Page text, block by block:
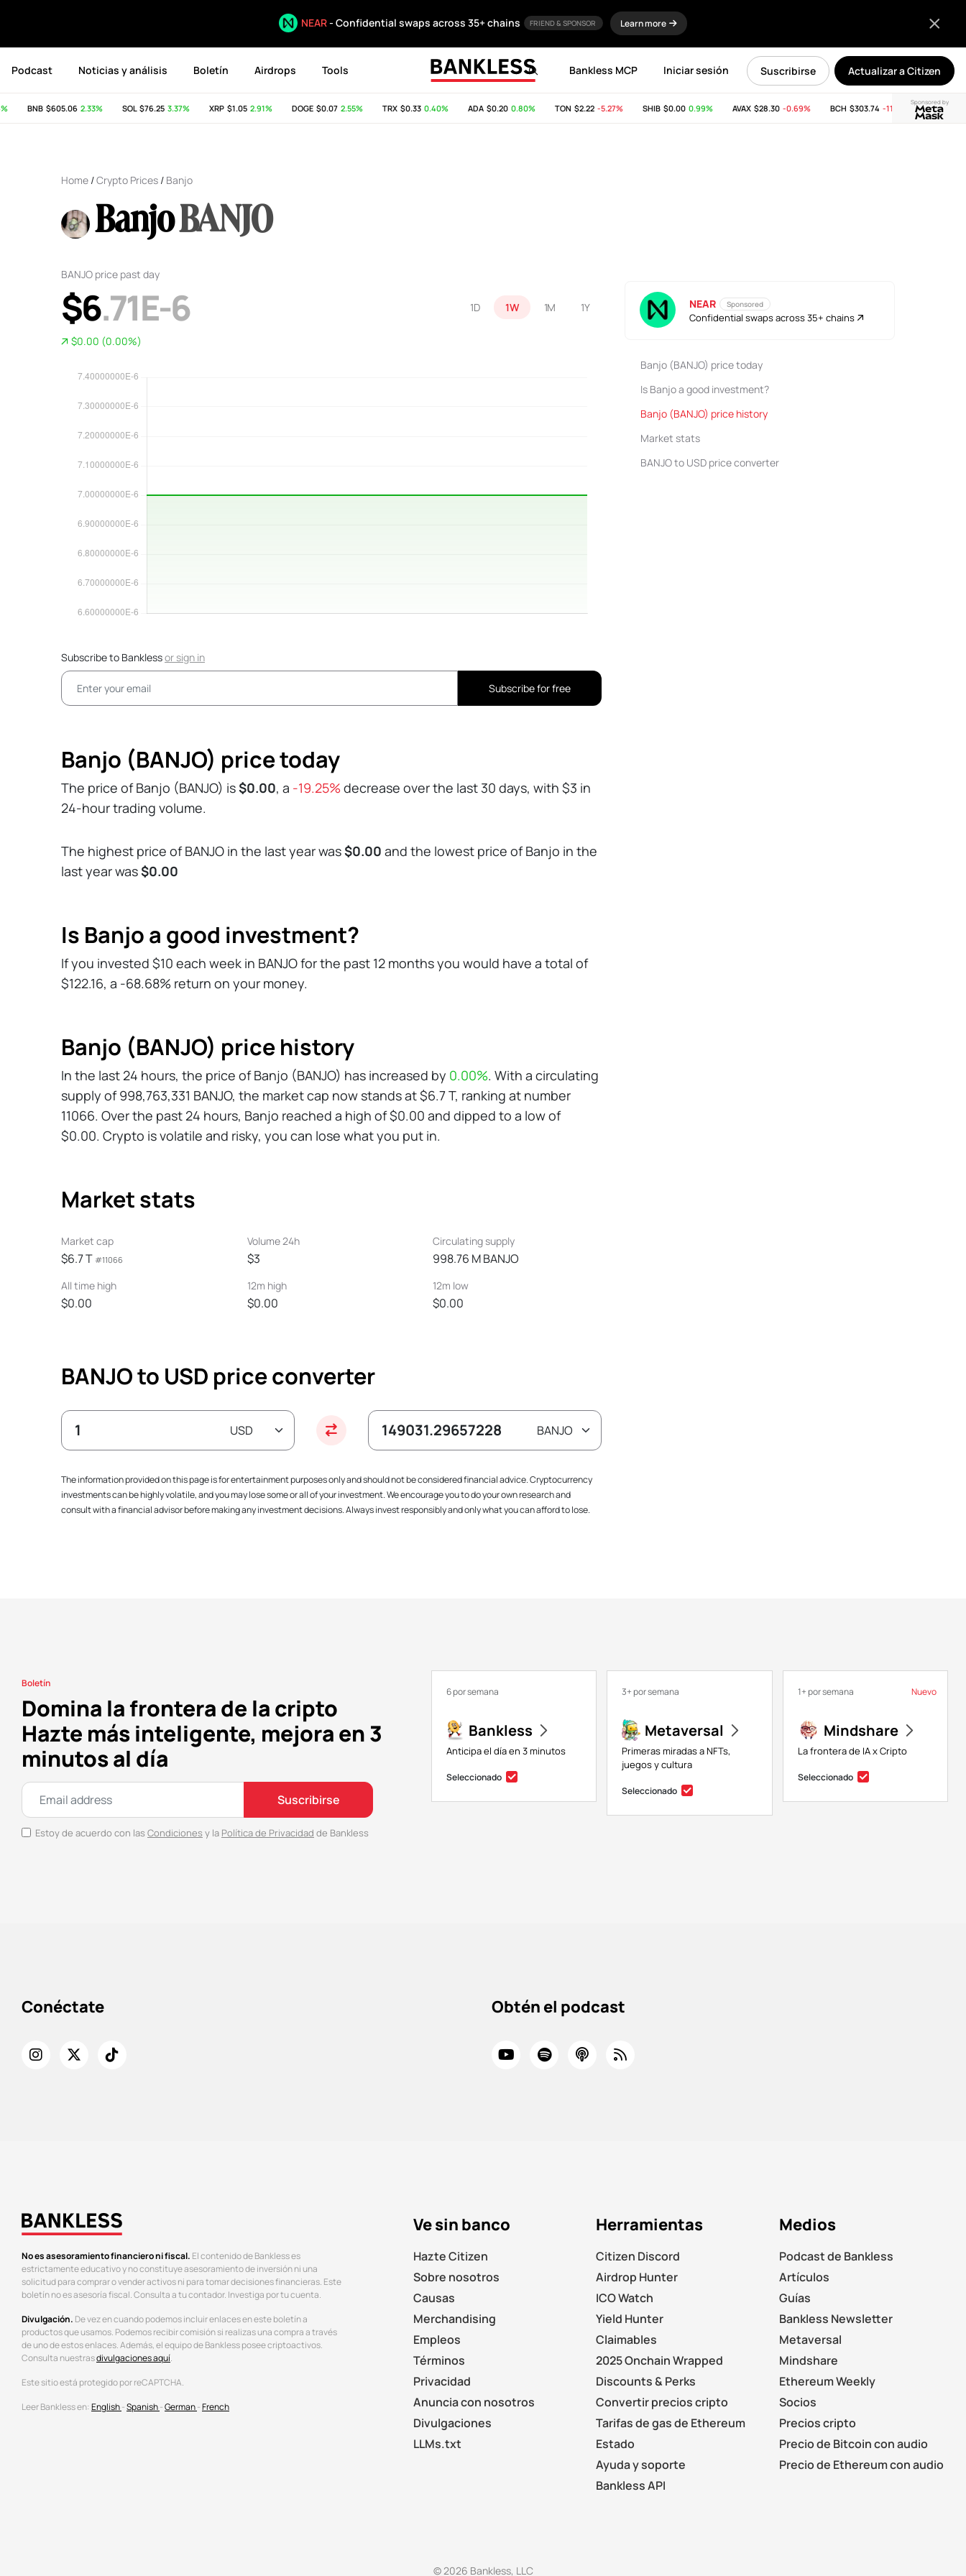
NEAR- Confidential swaps across 35+ chains FRIEND & SPONSOR Learn more
Podcast Noticias y análisis Boletín Airdrops Tools Actualizar a Citizen
Suscribirse
Iniciar sesión
Bankless MCP
Sponsored by
BNB$605.06 2.33% SOL$76.25 3.37% XRP$1.05 2.91% DOGE$0.07 2.55% TRX$0.33 0.40% ADA$0.20 0.80% TON$2.22 -5.27% SHIB$0.00 0.99% AVAX$28.30 -0.69% BCH$303.74 -11.53% LINK$8.34
Home /Crypto Prices / Banjo
BanjoBANJO
1D 1W 1M 1Y
BANJO price past day
$6.71E-6
$0.00 (0.00%)
Subscribe to Banklessorsign in
Subscribe for free
Banjo (BANJO) price today
The price of Banjo (BANJO) is$0.00, a -19.25% decrease over the last 30 days, with $3 in
24-hour trading volume.
The highest price of BANJO in the last year was$0.00 and the lowest price of Banjo in the
last year was$0.00
Is Banjo a good investment?
If you invested $10 each week in BANJO for the past 12 months you would have a total of
$122.16, a -68.68% return on your money.
Banjo (BANJO) price history
In the last 24 hours, the price of Banjo (BANJO) has increased by 0.00%. With a circulating
supply of 998,763,331 BANJO, the market cap now stands at $6.7 T, ranking at number
11066. Over the past 24 hours, Banjo reached a high of $0.00 and dipped to a low of
$0.00. Crypto is volatile and risky, you can lose what you put in.
Market stats
Market cap
$6.7 T #11066
Volume 24h
$3
Circulating supply
998.76 M BANJO
All time high
$0.00
12m high
$0.00
12m low
$0.00
BANJO to USD price converter
The information provided on this page is for entertainment purposes only and should not be considered financial advice. Cryptocurrency
investments can be highly volatile, and you may lose some or all of your investment. We encourage you to do your own research and
consult with a financial advisor before making any investment decisions. Always invest responsibly and only what you can afford to lose.
NEAR Sponsored
Confidential swaps across 35+ chains
Banjo (BANJO) price today
Is Banjo a good investment?
Banjo (BANJO) price history
Market stats
BANJO to USD price converter
Boletín
Domina la frontera de la cripto
Hazte más inteligente, mejora en 3
minutos al día
Suscribirse
Estoy de acuerdo con las Condiciones y la Política de Privacidad de Bankless
6 por semana
Bankless
Anticipa el día en 3 minutos
Seleccionado
3+ por semana
Metaversal
Primeras miradas a NFTs,
juegos y cultura
Seleccionado
Nuevo
1+ por semana
Mindshare
La frontera de IA x Cripto
Seleccionado
Conéctate Obtén el podcast
No es asesoramiento financiero ni fiscal. El contenido de Bankless es
estrictamente educativo y no constituye asesoramiento de inversión ni una
solicitud para comprar o vender activos ni para tomar decisiones financieras. Este
boletín no es asesoría fiscal. Consulta a tu contador. Investiga por tu cuenta.
Divulgación. De vez en cuando podemos incluir enlaces en este boletín a
productos que usamos. Podemos recibir comisión si realizas una compra a través
de uno de estos enlaces. Además, el equipo de Bankless posee criptoactivos.
Consulta nuestrasdivulgaciones aquí.
Este sitio está protegido por reCAPTCHA.
Leer Bankless en:English-Spanish-German-French
Ve sin banco
Hazte Citizen
Sobre nosotros
Causas
Merchandising
Empleos
Términos
Privacidad
Anuncia con nosotros
Divulgaciones
LLMs.txt
Herramientas
Citizen Discord
Airdrop Hunter
ICO Watch
Yield Hunter
Claimables
2025 Onchain Wrapped
Discounts & Perks
Convertir precios cripto
Tarifas de gas de Ethereum
Estado
Ayuda y soporte
Bankless API
Medios
Podcast de Bankless
Artículos
Guías
Bankless Newsletter
Metaversal
Mindshare
Ethereum Weekly
Socios
Precios cripto
Precio de Bitcoin con audio
Precio de Ethereum con audio
© 2026 Bankless, LLC